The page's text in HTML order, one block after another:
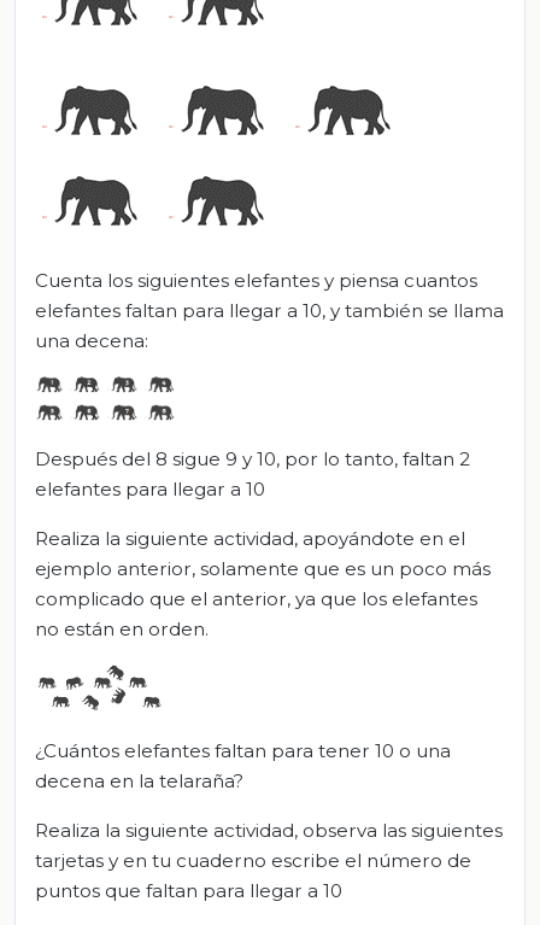
Cuenta los siguientes elefantes y piensa cuantos
elefantes faltan para llegar a 10, y también se llama
una decena:
Después del 8 sigue 9 y 10, por lo tanto, faltan 2
elefantes para llegar a 10
Realiza la siguiente actividad, apoyándote en el
ejemplo anterior, solamente que es un poco más
complicado que el anterior, ya que los elefantes
no están en orden.
¿Cuántos elefantes faltan para tener 10 o una
decena en la telaraña?
Realiza la siguiente actividad, observa las siguientes
tarjetas y en tu cuaderno escribe el número de
puntos que faltan para llegar a 10